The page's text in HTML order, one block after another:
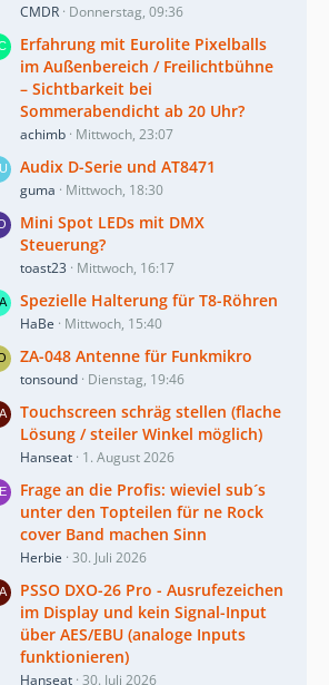
CMDR Donnerstag, 09:36
Erfahrung mit Eurolite Pixelballs
im Außenbereich / Freilichtbühne
– Sichtbarkeit bei
Sommerabendicht ab 20 Uhr?
achimb Mittwoch, 23:07
Audix D-Serie und AT8471
guma Mittwoch, 18:30
Mini Spot LEDs mit DMX
Steuerung?
toast23 Mittwoch, 16:17
Spezielle Halterung für T8-Röhren
HaBe Mittwoch, 15:40
ZA-048 Antenne für Funkmikro
tonsound Dienstag, 19:46
Touchscreen schräg stellen (flache
Lösung / steiler Winkel möglich)
Hanseat 1. August 2026
Frage an die Profis: wieviel sub´s
unter den Topteilen für ne Rock
cover Band machen Sinn
Herbie 30. Juli 2026
PSSO DXO-26 Pro - Ausrufezeichen
im Display und kein Signal-Input
über AES/EBU (analoge Inputs
funktionieren)
Hanseat 30. Juli 2026